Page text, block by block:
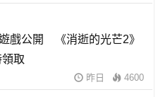
戲公開 《消逝的光芒2》
取
昨日 4600